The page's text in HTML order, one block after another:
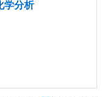
学分析